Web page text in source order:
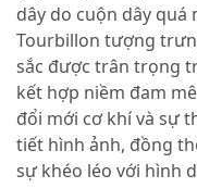
dây do cuộn dây quá
Tourbillon tượng
sắc được trân trọng
kết hợp niềm đam
đổi mới cơ khí và sự
tiết hình ảnh, đồng
sự khéo léo với hình